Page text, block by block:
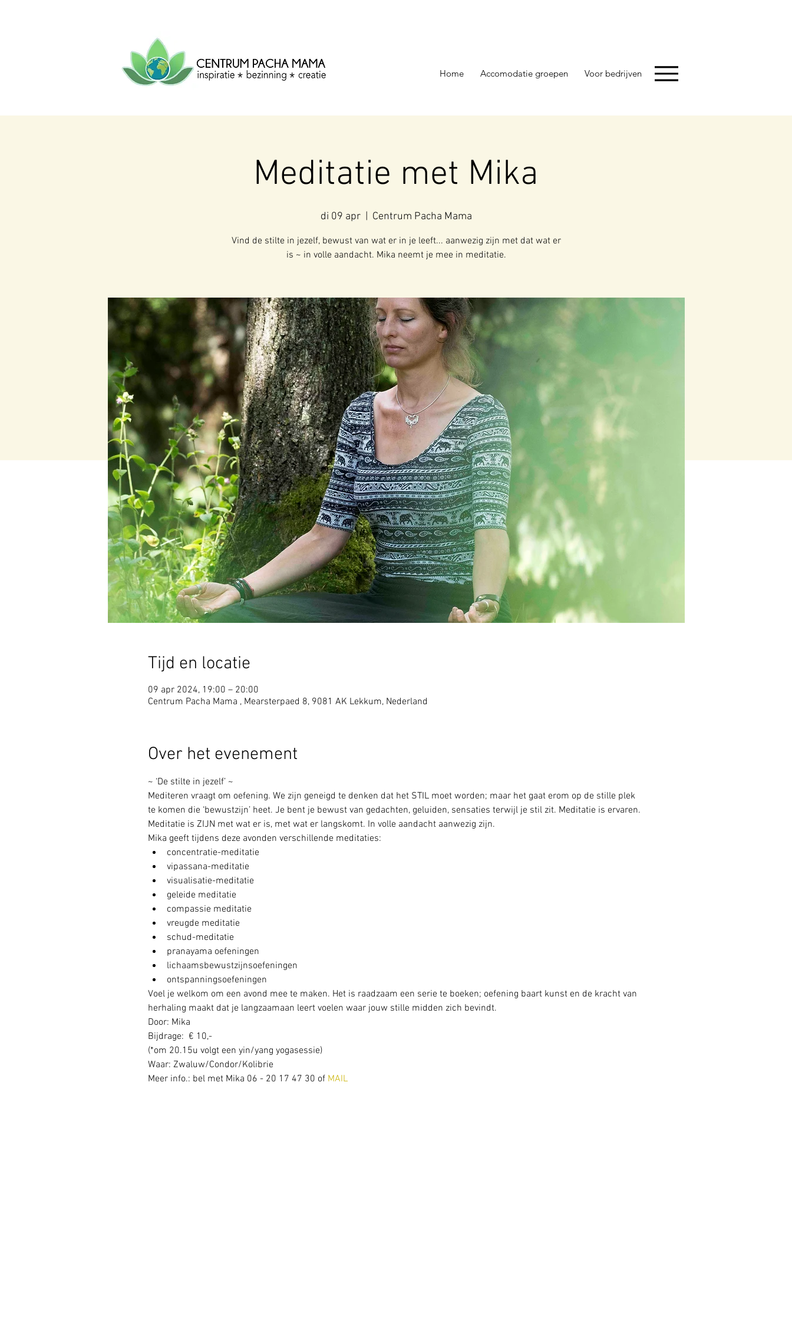
CENTRUM
PACHA
MAMA Centrum voor inspiratie, bezinning &
creatie.
Home Accomodatie groepen Voor bedrijven
Meditatie met Mika
di 09 apr
  |
Centrum Pacha Mama
Vind de stilte in jezelf, bewust van wat er in je leeft... aanwezig zijn met dat wat er
is ~ in volle aandacht. Mika neemt je mee in meditatie.
Tijd en locatie
09 apr 2024, 19:00 – 20:00
Centrum Pacha Mama , Mearsterpaed 8, 9081 AK Lekkum, Nederland
Over het evenement
~ ‘De stilte in jezelf’ ~
Mediteren vraagt om oefening. We zijn geneigd te denken dat het STIL moet worden; maar het gaat erom op de stille plek
te komen die ‘bewustzijn’ heet. Je bent je bewust van gedachten, geluiden, sensaties terwijl je stil zit. Meditatie is ervaren.
Meditatie is ZIJN met wat er is, met wat er langskomt. In volle aandacht aanwezig zijn.
Mika geeft tijdens deze avonden verschillende meditaties:
concentratie-meditatie
vipassana-meditatie
visualisatie-meditatie
geleide meditatie
compassie meditatie
vreugde meditatie
schud-meditatie
pranayama oefeningen
lichaamsbewustzijnsoefeningen
ontspanningsoefeningen
Voel je welkom om een avond mee te maken. Het is raadzaam een serie te boeken; oefening baart kunst en de kracht van
herhaling maakt dat je langzaamaan leert voelen waar jouw stille midden zich bevindt.
Door: Mika
Bijdrage:  € 10,-
(*om 20.15u volgt een yin/yang yogasessie)
Waar: Zwaluw/Condor/Kolibrie
Meer info.: bel met Mika 06 - 20 17 47 30 of MAIL